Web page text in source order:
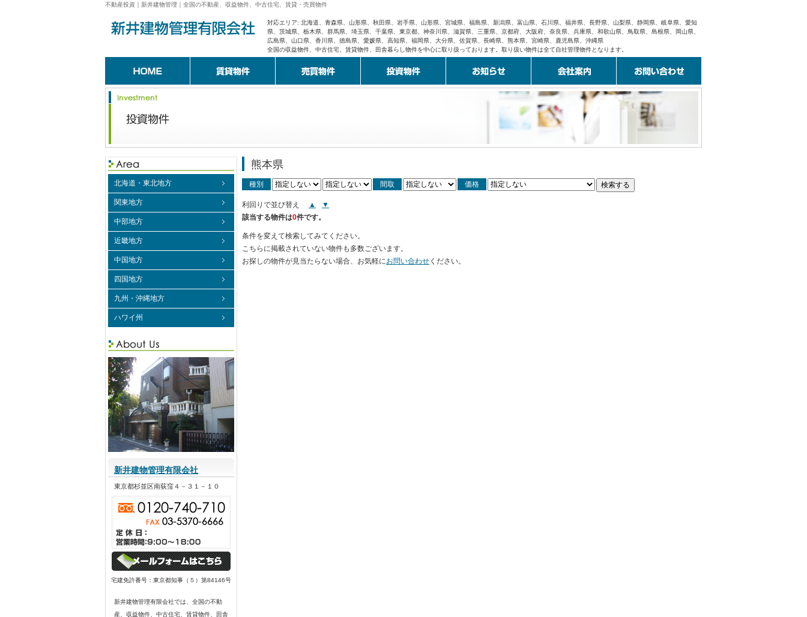
不動産投資｜新井建物管理｜全国の不動産、収益物件、中古住宅、賃貸・売買物件
対応エリア: 北海道、青森県、山形県、秋田県、岩手県、山形県、宮城県、福島県、新潟県、富山県、石川県、福井県、長野県、山梨県、静岡県、岐阜県、愛知
県、茨城県、栃木県、群馬県、埼玉県、千葉県、東京都、神奈川県、滋賀県、三重県、京都府、大阪府、奈良県、兵庫県、和歌山県、鳥取県、島根県、岡山県、
広島県、山口県、香川県、徳島県、愛媛県、高知県、福岡県、大分県、佐賀県、長崎県、熊本県、宮崎県、鹿児島県、沖縄県
全国の収益物件、中古住宅、賃貸物件、田舎暮らし物件を中心に取り扱っております。取り扱い物件は全て自社管理物件となります。
熊本県
種別 間取 価格
利回りで並び替え ▲
▼
該当する物件は0件です。
条件を変えて検索してみてください。
こちらに掲載されていない物件も多数ございます。
お探しの物件が見当たらない場合、お気軽にお問い合わせ ください。
北海道・東北地方
関東地方
中部地方
近畿地方
中国地方
四国地方
九州・沖縄地方
ハワイ州
新井建物管理有限会社
東京都杉並区南荻窪４－３１－１０
宅建免許番号：東京都知事（５）第84146号
新井建物管理有限会社では、全国の不動
産、収益物件、中古住宅、賃貸物件、田舎